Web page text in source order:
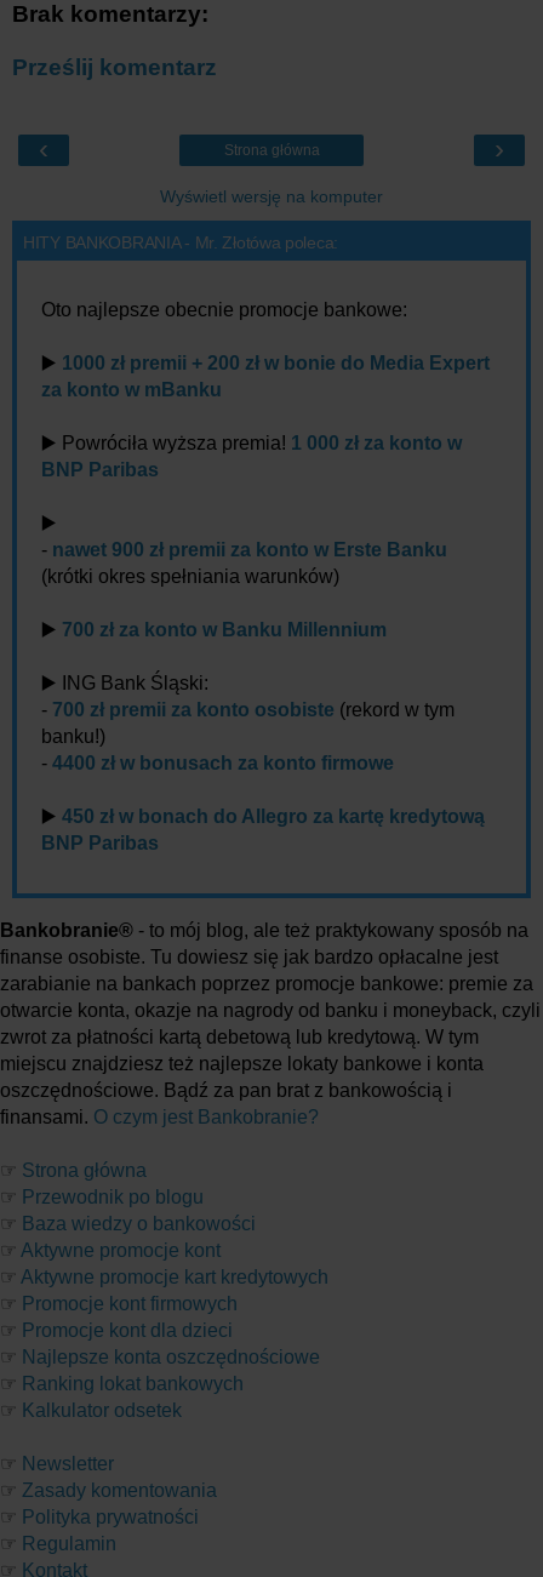
Brak komentarzy:
Prześlij komentarz
‹ ›
Strona główna
Wyświetl wersję na komputer
HITY BANKOBRANIA - Mr. Złotówa poleca:
Oto najlepsze obecnie promocje bankowe:
▶️ 1000 zł premii + 200 zł w bonie do Media Expert
za konto w mBanku
▶️ Powróciła wyższa premia! 1 000 zł za konto w
BNP Paribas
▶️
- nawet 900 zł premii za konto w Erste Banku
(krótki okres spełniania warunków)
▶️ 700 zł za konto w Banku Millennium
▶️ ING Bank Śląski:
- 700 zł premii za konto osobiste (rekord w tym
banku!)
- 4400 zł w bonusach za konto firmowe
▶️ 450 zł w bonach do Allegro za kartę kredytową
BNP Paribas
Bankobranie® - to mój blog, ale też praktykowany sposób na
finanse osobiste. Tu dowiesz się jak bardzo opłacalne jest
zarabianie na bankach poprzez promocje bankowe: premie za
otwarcie konta, okazje na nagrody od banku i moneyback, czyli
zwrot za płatności kartą debetową lub kredytową. W tym
miejscu znajdziesz też najlepsze lokaty bankowe i konta
oszczędnościowe. Bądź za pan brat z bankowością i
finansami. O czym jest Bankobranie?
☞ Strona główna
☞ Przewodnik po blogu
☞ Baza wiedzy o bankowości
☞ Aktywne promocje kont
☞ Aktywne promocje kart kredytowych
☞ Promocje kont firmowych
☞ Promocje kont dla dzieci
☞ Najlepsze konta oszczędnościowe
☞ Ranking lokat bankowych
☞ Kalkulator odsetek
☞ Newsletter
☞ Zasady komentowania
☞ Polityka prywatności
☞ Regulamin
☞ Kontakt